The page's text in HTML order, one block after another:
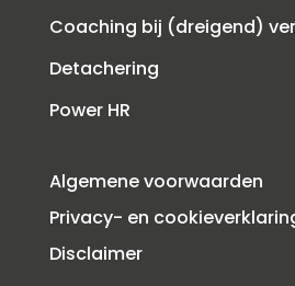
Coaching bij (dreigend)
Detachering
Power HR
Algemene voorwaarden
Privacy- en
Disclaimer